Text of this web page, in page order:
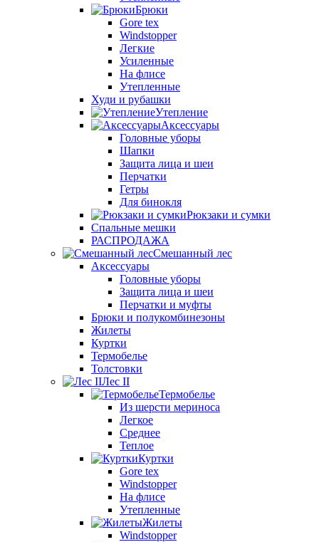
Брюки
Gore tex
Windstopper
Легкие
Усиленные
На флисе
Утепленные
Худи и рубашки
Утепление
Аксессуары
Головные уборы
Шапки
Защита лица и шеи
Перчатки
Гетры
Для бинокля
Рюкзаки и сумки
Спальные мешки
РАСПРОДАЖА
Смешанный лес
Аксессуары
Головные уборы
Защита лица и шеи
Перчатки и муфты
Брюки и полукомбинезоны
Жилеты
Куртки
Термобелье
Толстовки
Лес II
Термобелье
Из шерсти мериноса
Легкое
Среднее
Теплое
Куртки
Gore tex
Windstopper
На флисе
Утепленные
Жилеты
Windstopper